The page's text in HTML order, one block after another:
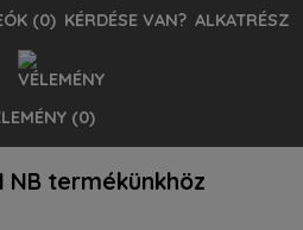
(0) KÉRDÉSE VAN? ALKATRÉSZ
(0)
ehhez a termékhez!
rendelést, csak előre utalással
vélemények.
NB termékünkhöz